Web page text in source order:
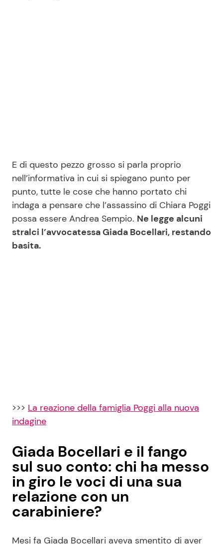
E di questo pezzo grosso si parla proprio
nell’informativa in cui si spiegano punto per
punto, tutte le cose che hanno portato chi
indaga a pensare che l’assassino di Chiara Poggi
possa essere Andrea Sempio. Ne legge alcuni
stralci l’avvocatessa Giada Bocellari, restando
basita.
>>> La reazione della famiglia Poggi alla nuova
indagine
Giada Bocellari e il fango
sul suo conto: chi ha messo
in giro le voci di una sua
relazione con un
carabiniere?
Mesi fa Giada Bocellari aveva smentito di aver